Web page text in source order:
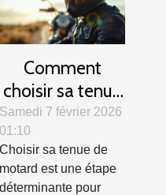
Comment
choisir sa tenue
de motard pour
allier confort et
sécurité ?
Samedi 7 février 2026
01:10
Choisir sa tenue de
motard est une étape
déterminante pour